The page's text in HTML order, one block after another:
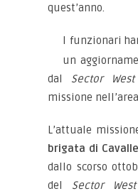
quest’anno.
I funzionari
un
dal Sector West
missione
L’attuale
brigata di
dallo scorso
del Sector West